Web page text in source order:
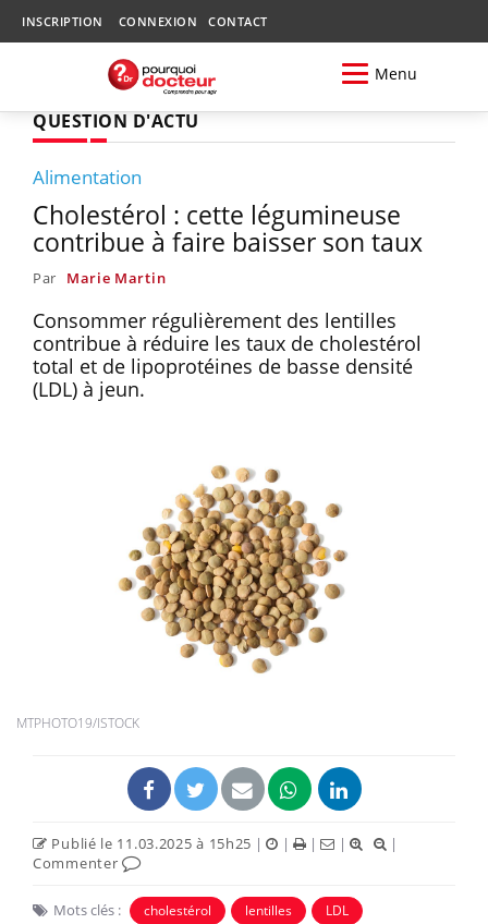
INSCRIPTION CONNEXION CONTACT
Menu
QUESTION D'ACTU
Alimentation
Cholestérol : cette légumineuse
contribue à faire baisser son taux
Par Marie Martin
Consommer régulièrement des lentilles
contribue à réduire les taux de cholestérol
total et de lipoprotéines de basse densité
(LDL) à jeun.
MTPHOTO19/ISTOCK
Publié le 11.03.2025 à 15h25 | | | |
|
Commenter
Mots clés : cholestérol lentilles LDL